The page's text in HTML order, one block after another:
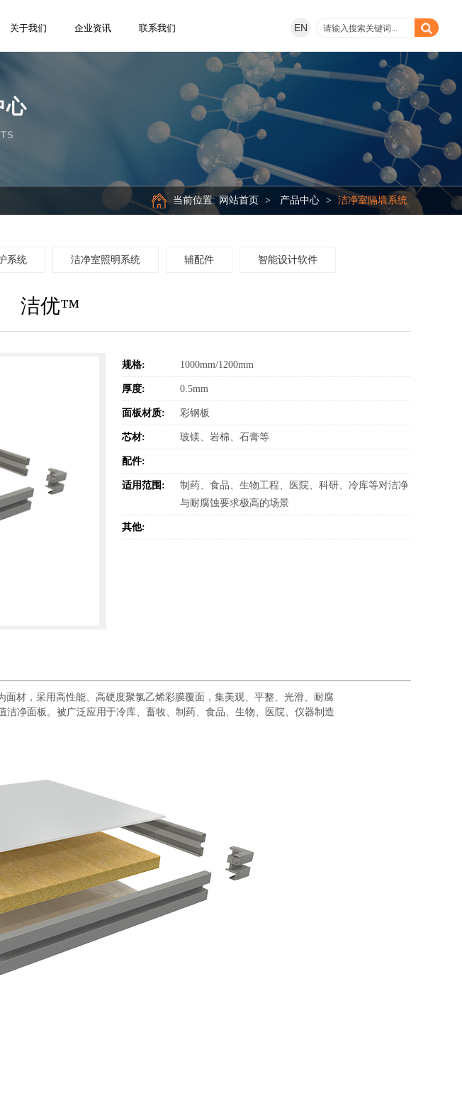
关于我们 企业资讯 联系我们 EN
心
当前位置: 网站首页 > 产品中心 > 洁净室隔墙系统
系统 洁净室照明系统 辅配件 智能设计软件
洁优™
规格: 1000mm/1200mm
厚度: 0.5mm
面板材质: 彩钢板
芯材: 玻镁、岩棉、石膏等
配件:
适用范围:
制药、食品、生物工程、医院、科研、冷库等对洁净
与耐腐蚀要求极高的场景
其他:
，采用高性能、高硬度聚氯乙烯彩膜覆面，集美观、平整、光滑、耐腐
净面板。被广泛应用于冷库、畜牧、制药、食品、生物、医院、仪器制造